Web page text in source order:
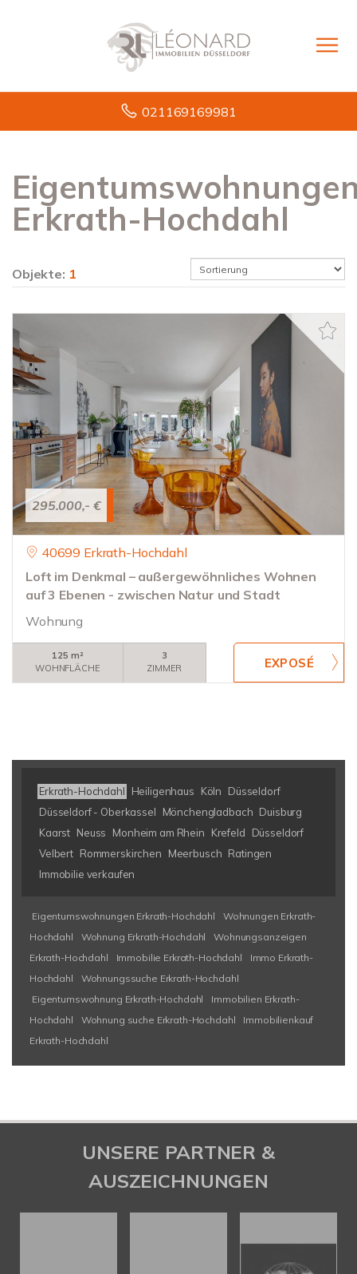
021169169981
Erkrath-Hochdahl
Objekte: 1
295.000,- €
40699 Erkrath-Hochdahl
Loft im Denkmal – außergewöhnliches Wohnen
auf 3 Ebenen - zwischen Natur und Stadt
Wohnung
125 m²
WOHNFLÄCHE
3
ZIMMER
Erkrath-Hochdahl Heiligenhaus Köln
Düsseldorf
Düsseldorf - Oberkassel
Mönchengladbach Duisburg
Kaarst Neuss Monheim am Rhein Krefeld
Düsseldorf
Velbert Rommerskirchen Meerbusch Ratingen
Immobilie verkaufen
Eigentumswohnungen Erkrath-Hochdahl
Wohnungen Erkrath-
Hochdahl
Wohnung Erkrath-Hochdahl
Wohnungsanzeigen
Erkrath-Hochdahl
Immobilie Erkrath-Hochdahl
Immo Erkrath-
Hochdahl
Wohnungssuche Erkrath-Hochdahl
Eigentumswohnung Erkrath-Hochdahl
Immobilien Erkrath-
Hochdahl
Wohnung suche Erkrath-Hochdahl
Immobilienkauf
Erkrath-Hochdahl
UNSERE PARTNER &
AUSZEICHNUNGEN